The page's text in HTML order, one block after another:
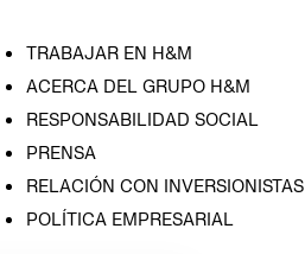
TRABAJAR EN H&M
ACERCA DEL GRUPO H&M
RESPONSABILIDAD SOCIAL
PRENSA
RELACIÓN CON INVERSIONISTAS
POLÍTICA EMPRESARIAL